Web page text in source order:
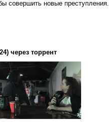
совершить новые преступления.
через торрент